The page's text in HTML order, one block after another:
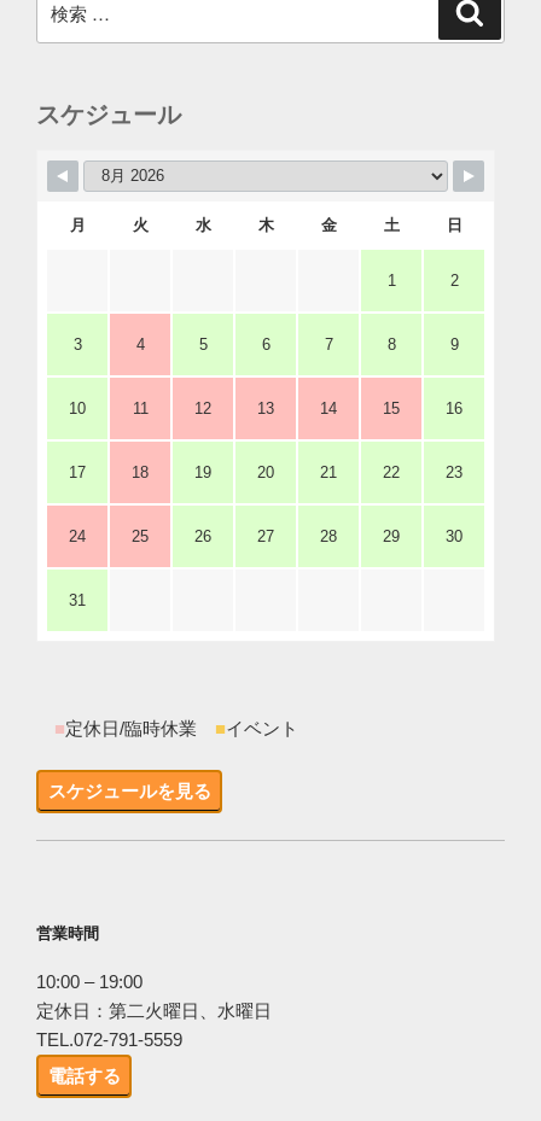
索:
スケジュール
月 火 水 木 金 土 日
1 2
3 4 5 6 7 8 9
10 11 12 13 14 15 16
17 18 19 20 21 22 23
24 25 26 27 28 29 30
31
■定休日/臨時休業 ■イベント
スケジュールを見る
営業時間
10:00 – 19:00
定休日：第二火曜日、水曜日
TEL.072-791-5559
電話する